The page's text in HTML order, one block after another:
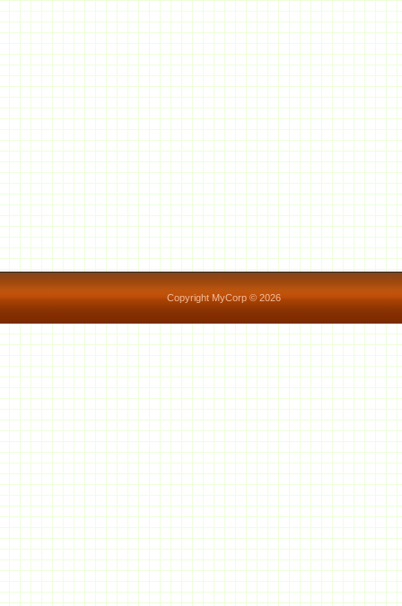
Copyright MyCorp © 2026